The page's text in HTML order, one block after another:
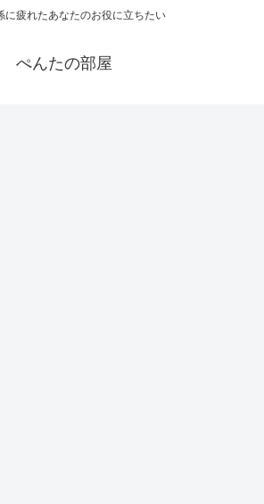
に疲れたあなたのお役に立ちたい
ぺんたの部屋